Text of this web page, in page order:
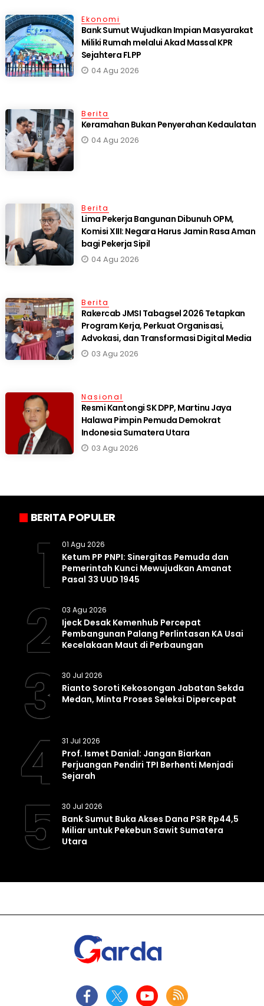
Ekonomi
Bank Sumut Wujudkan Impian Masyarakat
Miliki Rumah melalui Akad Massal KPR
Sejahtera FLPP
04 Agu 2026
Berita
Keramahan Bukan Penyerahan Kedaulatan
04 Agu 2026
Berita
Lima Pekerja Bangunan Dibunuh OPM,
Komisi XIII: Negara Harus Jamin Rasa Aman
bagi Pekerja Sipil
04 Agu 2026
Berita
Rakercab JMSI Tabagsel 2026 Tetapkan
Program Kerja, Perkuat Organisasi,
Advokasi, dan Transformasi Digital Media
03 Agu 2026
Nasional
Resmi Kantongi SK DPP, Martinu Jaya
Halawa Pimpin Pemuda Demokrat
Indonesia Sumatera Utara
03 Agu 2026
BERITA POPULER
1 01 Agu 2026
Ketum PP PNPI: Sinergitas Pemuda dan
Pemerintah Kunci Mewujudkan Amanat
Pasal 33 UUD 1945
2 03 Agu 2026
Ijeck Desak Kemenhub Percepat
Pembangunan Palang Perlintasan KA Usai
Kecelakaan Maut di Perbaungan
3 30 Jul 2026
Rianto Soroti Kekosongan Jabatan Sekda
Medan, Minta Proses Seleksi Dipercepat
4 31 Jul 2026
Prof. Ismet Danial: Jangan Biarkan
Perjuangan Pendiri TPI Berhenti Menjadi
Sejarah
5 30 Jul 2026
Bank Sumut Buka Akses Dana PSR Rp44,5
Miliar untuk Pekebun Sawit Sumatera
Utara